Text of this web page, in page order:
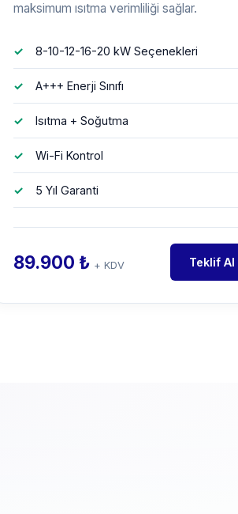
maksimum ısıtma verimliliği sağlar.
8-10-12-16-20 kW Seçenekleri
A+++ Enerji Sınıfı
Isıtma + Soğutma
Wi-Fi Kontrol
5 Yıl Garanti
89.900 ₺ + KDV Teklif Al